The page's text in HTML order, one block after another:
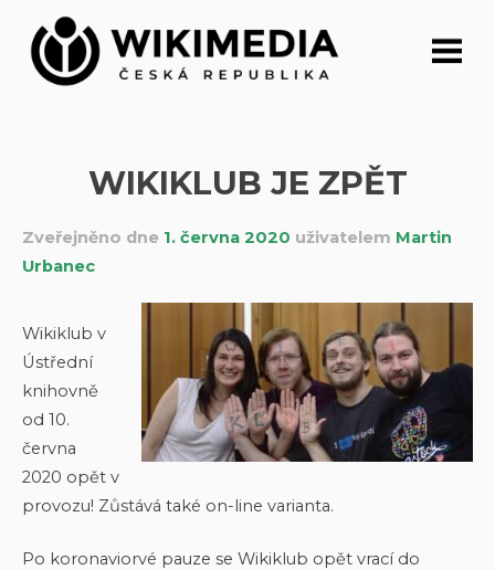
Přeskočit
obsah
WIKIKLUB JE ZPĚT
Zveřejněno dne 1. června 2020 uživatelem Martin
Urbanec
Wikiklub v
Ústřední
knihovně
od 10.
června
2020 opět v
provozu! Zůstává také on-line varianta.
Po koronaviorvé pauze se Wikiklub opět vrací do